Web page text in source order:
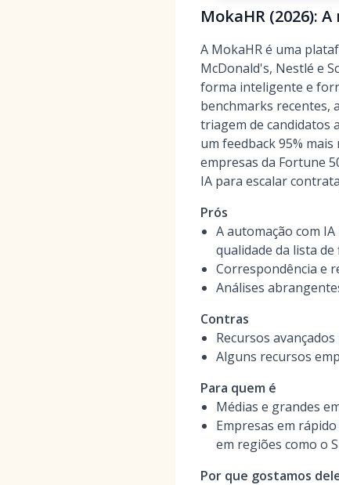
MokaHR (2026):
A MokaHR é uma
McDonald's, Nestlé e
forma inteligente e
benchmarks recentes,
triagem de candidatos
um feedback 95%
empresas da Fortune
IA para escalar
Prós
A automação com
qualidade da lista
Correspondência e
Análises
Contras
Recursos
Alguns recursos
Para quem é
Médias e grandes
Empresas em
em regiões como o
Por que gostamos